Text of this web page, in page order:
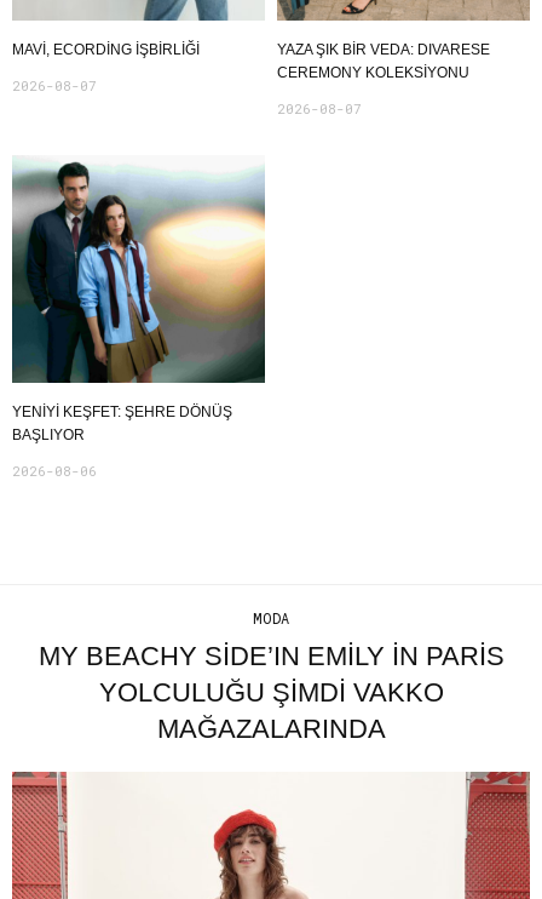
MAVI, ECORDING IŞBIRLIĞI
2026-08-07
YAZA ŞIK BIR VEDA: DIVARESE
CEREMONY KOLEKSIYONU
2026-08-07
YENIYI KEŞFET: ŞEHRE DÖNÜŞ
BAŞLIYOR
2026-08-06
MODA
MY BEACHY SIDE’IN EMILY IN PARIS
YOLCULUĞU ŞIMDI VAKKO
MAĞAZALARINDA